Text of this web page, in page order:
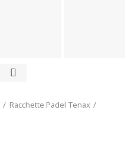
Racchette Padel Tenax